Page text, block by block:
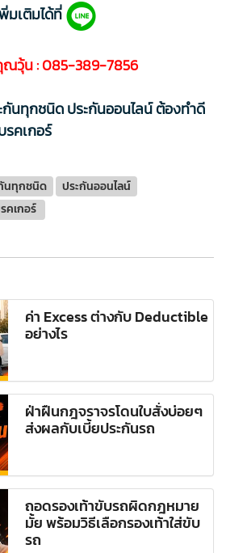
มเติมได้ที่
ณวุ้น :085-389-7856
กันทุกชนิด ประกันออนไลน์ ต้องทำดี
รคเกอร์
นทุกชนิด
ประกันออนไลน์
คเกอร์
ค่า Excess ต่างกับ Deductible
อย่างไร
ฝ่าฝืนกฎจราจรโดนใบสั่งบ่อยๆ
ส่งผลกับเบี้ยประกันรถ
ถอดรองเท้าขับรถผิดกฎหมาย
มั้ย พร้อมวิธีเลือกรองเท้าใส่ขับ
รถ